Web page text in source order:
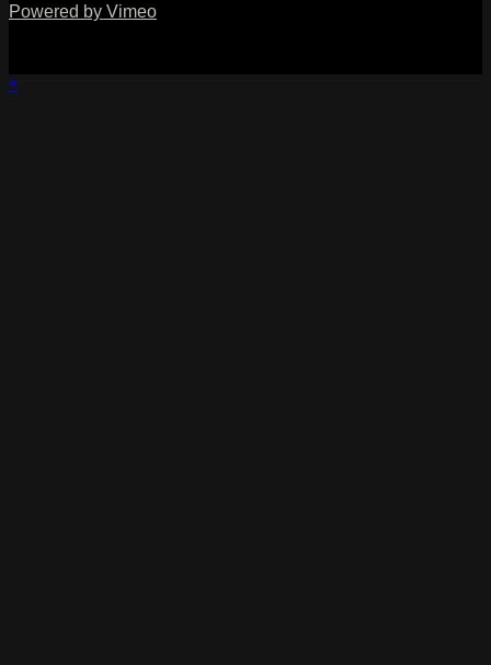
Powered by Vimeo
×